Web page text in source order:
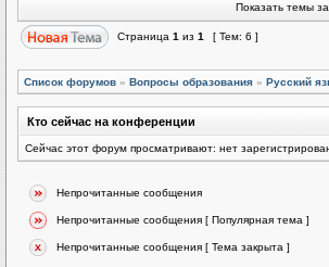
Показать темы
Страница 1 из 1 [ Тем: 6 ]
Список форумов » Вопросы образования » Русский
Кто сейчас на конференции
Сейчас этот форум просматривают: нет
Непрочитанные сообщения
Непрочитанные сообщения [ Популярная тема ]
Непрочитанные сообщения [ Тема закрыта ]